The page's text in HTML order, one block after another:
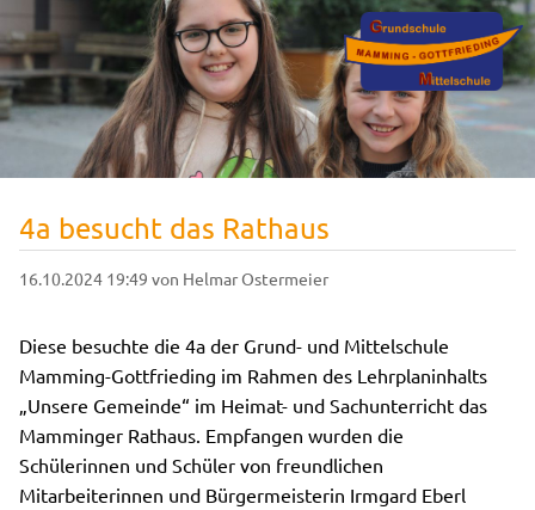
4a besucht das Rathaus
16.10.2024 19:49 von Helmar Ostermeier
Diese besuchte die 4a der Grund- und Mittelschule
Mamming-Gottfrieding im Rahmen des Lehrplaninhalts
„Unsere Gemeinde“ im Heimat- und Sachunterricht das
Mamminger Rathaus. Empfangen wurden die
Schülerinnen und Schüler von freundlichen
Mitarbeiterinnen und Bürgermeisterin Irmgard Eberl